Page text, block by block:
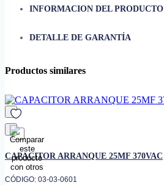
INFORMACION DEL PRODUCTO
• Modelo
• Diámetro
DETALLE DE GARANTÍA
Productos similares
favorito
CAPACITOR ARRANQUE 25MF 370VAC
CÓDIGO: 03-03-0601